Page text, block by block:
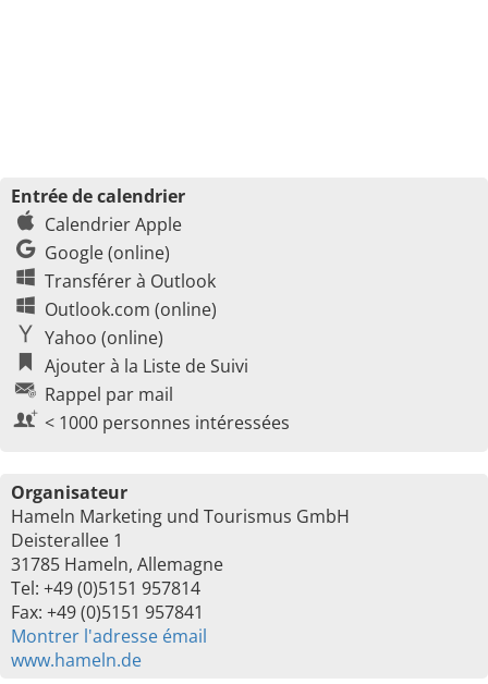
Entrée de calendrier
Calendrier Apple
Google (online)
Transférer à Outlook
Outlook.com (online)
Yahoo (online)
Ajouter à la Liste de Suivi
Rappel par mail
< 1000 personnes intéressées
Organisateur
Hameln Marketing und Tourismus GmbH
Deisterallee 1
31785 Hameln, Allemagne
Tel: +49 (0)5151 957814
Fax: +49 (0)5151 957841
Montrer l'adresse émail
www.hameln.de